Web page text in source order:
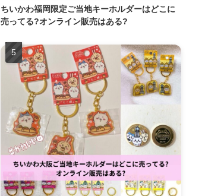
ちいかわ福岡限定ご当地キーホルダーはどこに
売ってる?オンライン販売はある?